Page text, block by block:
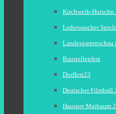
Kirchweih-Hutschn
Lederwascher
Baustellenfest
Dorffest23
Deutscher Filmball
Hausner Maibaum